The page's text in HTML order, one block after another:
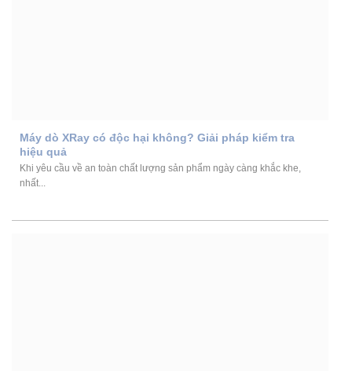
Máy dò XRay có độc hại không? Giải pháp kiểm tra
hiệu quả
Khi yêu cầu về an toàn chất lượng sản phẩm ngày càng khắc khe,
nhất...